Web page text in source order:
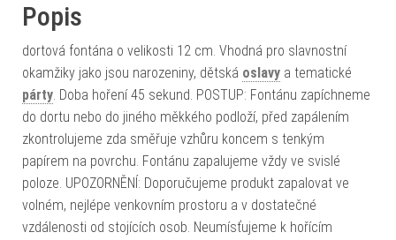
Popis
dortová fontána o velikosti 12 cm. Vhodná pro slavnostní
okamžiky jako jsou narozeniny, dětská oslavy a tematické
párty. Doba hoření 45 sekund. POSTUP: Fontánu zapíchneme
do dortu nebo do jiného měkkého podloží, před zapálením
zkontrolujeme zda směřuje vzhůru koncem s tenkým
papírem na povrchu. Fontánu zapalujeme vždy ve svislé
poloze. UPOZORNĚNÍ: Doporučujeme produkt zapalovat ve
volném, nejlépe venkovním prostoru a v dostatečné
vzdálenosti od stojících osob. Neumísťujeme k hořícím